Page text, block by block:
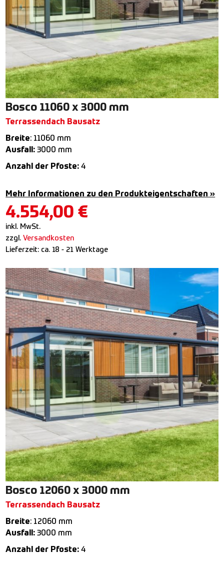
Bosco 11060 x 3000 mm
Terrassendach Bausatz
Breite: 11060 mm
Ausfall: 3000 mm
Anzahl der Pfoste: 4
Mehr Informationen zu den Produkteigentschaften »
4.554,00 €
inkl. MwSt.
zzgl. Versandkosten
Lieferzeit: ca. 18 - 21 Werktage
Bosco 12060 x 3000 mm
Terrassendach Bausatz
Breite: 12060 mm
Ausfall: 3000 mm
Anzahl der Pfoste: 4